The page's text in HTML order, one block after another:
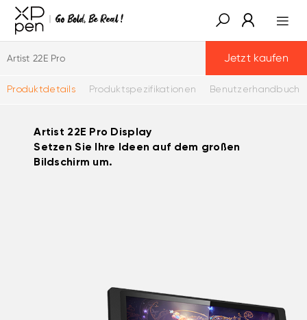
Artist 22E Pro
Produktdetails Produktspezifikationen Benutzerhandbuch
Jetzt kaufen
Artist 22E Pro Display
Setzen Sie Ihre Ideen auf dem großen
Bildschirm um.